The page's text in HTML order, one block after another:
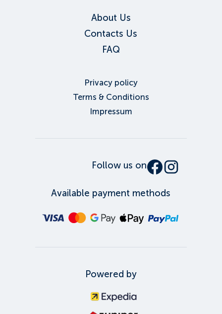
About Us
Contacts Us
FAQ
Privacy policy
Terms & Conditions
Impressum
Follow us on
Available payment methods
Powered by